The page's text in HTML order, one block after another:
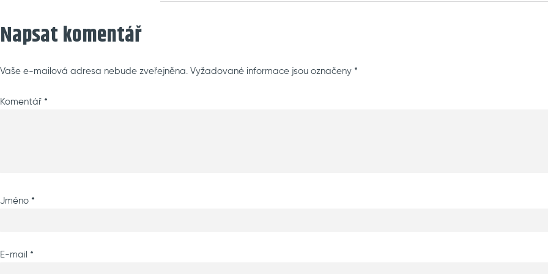
Napsat komentář
Vaše e-mailová adresa nebude zveřejněna. Vyžadované informace jsou označeny *
Komentář *
Jméno *
E-mail *